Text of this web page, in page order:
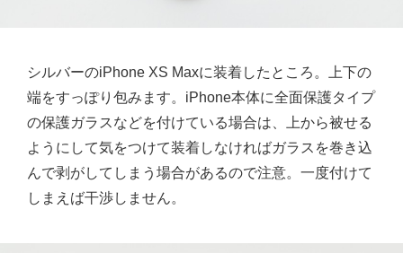
シルバーのiPhone XS Maxに装着したところ。上下の
端をすっぽり包みます。iPhone本体に全面保護タイプ
の保護ガラスなどを付けている場合は、上から被せる
ようにして気をつけて装着しなければガラスを巻き込
んで剥がしてしまう場合があるので注意。一度付けて
しまえば干渉しません。